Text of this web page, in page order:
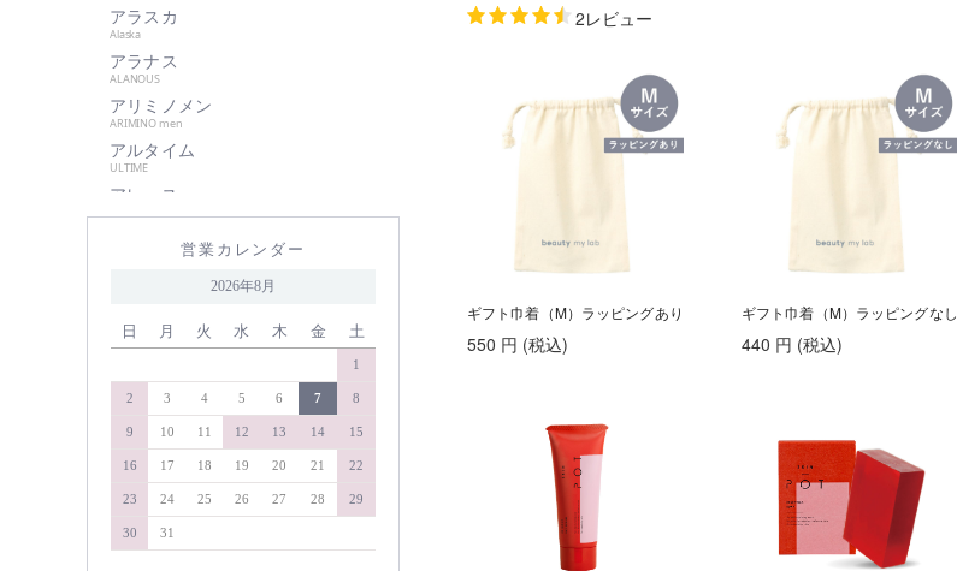
サハラ・インターナショナルグル
ープ
サントレッグ
GMコーポレーション
season4
シュワルツコフ
自由が丘クリニック
shu uemura
ストレーニア
タマリス
タングルティーザー
ダイソン
ディアテック
デミコスメティクス
デルマドール
アラスカ
Alaska
アラナス
ALANOUS
アリミノメン
ARIMINO men
アルタイム
ULTIME
アレース
アンダーバープラス
アンドウェイビー
&WAVEY
YELLNESS
イロノワ
IRONOWA
ヴァリジョア
ウェーボ ジュカーラ
ウルティア
営業カレンダー
2026年8月
日 月 火 水 木 金 土
1
2 3 4 5 6 7 8
9 10 11 12 13 14 15
16 17 18 19 20 21 22
23 24 25 26 27 28 29
30 31
2レビュー
ギフト巾着（M）ラッピングあり
550 円 (税込)
ギフト巾着（M）ラッピングなし
440 円 (税込)